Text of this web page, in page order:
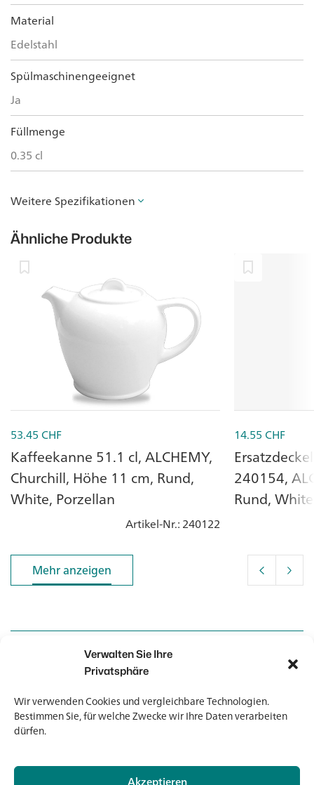
Verwalten Sie Ihre
Privatsphäre
Wir verwenden Cookies und vergleichbare Technologien.
Bestimmen Sie, für welche Zwecke wir Ihre Daten verarbeiten
dürfen.
Material
Edelstahl
Spülmaschinengeeignet
Ja
Füllmenge
0.35 cl
Weitere Spezifikationen
Ähnliche Produkte
53.45 CHF
Kaffeekanne 51.1 cl, ALCHEMY,
Churchill, Höhe 11 cm, Rund,
White, Porzellan
Artikel-Nr.: 240122
14.55 CHF
240154,
Rund,
Mehr anzeigen
Mehr anzeigen
Kontakt
Kontakt
Newsletter
Newsletter